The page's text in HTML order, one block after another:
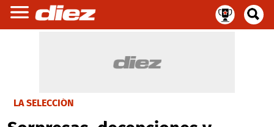
LA SELECCIÓN